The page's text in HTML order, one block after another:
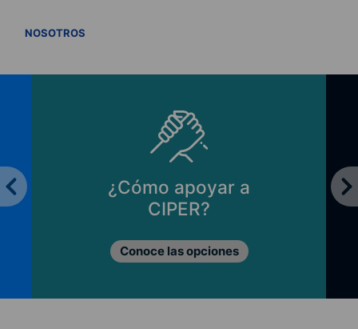
NOSOTROS
¿Cómo apoyar a
CIPER?
Conoce las opciones